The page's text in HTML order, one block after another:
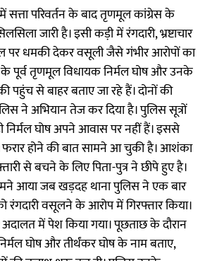
सत्ता परिवर्तन के बाद तृणमूल कांग्रेस के
जारी है। इसी कड़ी में रंगदारी, भ्रष्टाचार
धमकी देकर वसूली जैसे गंभीर आरोपों का
के पूर्व तृणमूल विधायक निर्मल घोष और उनके
पहुंच से बाहर बताए जा रहे हैं। दोनों की
ने अभियान तेज कर दिया है। पुलिस सूत्रों
निर्मल घोष अपने आवास पर नहीं हैं। इससे
फरार होने की बात सामने आ चुकी है। आशंका
से बचने के लिए पिता-पुत्र ने छीपे हुए है।
आया जब खड़दह थाना पुलिस ने एक बार
वसूलने के आरोप में गिरफ्तार किया।
में पेश किया गया। पूछताछ के दौरान
घोष और तीर्थंकर घोष के नाम बताए,